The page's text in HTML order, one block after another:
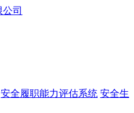
安全履职能力评估系统 安全生